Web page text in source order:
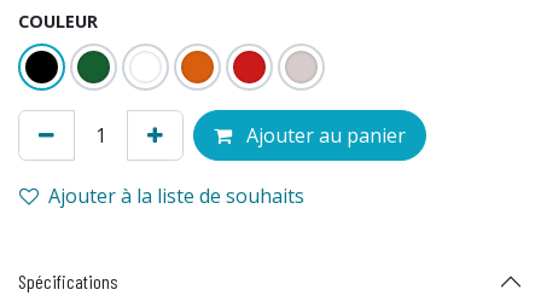
COULEUR
Ajouter au panier
Ajouter à la liste de souhaits
Spécifications